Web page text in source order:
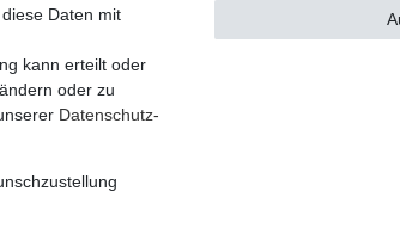
Daten mit
kann erteilt oder
oder zu
Daten­schutz­